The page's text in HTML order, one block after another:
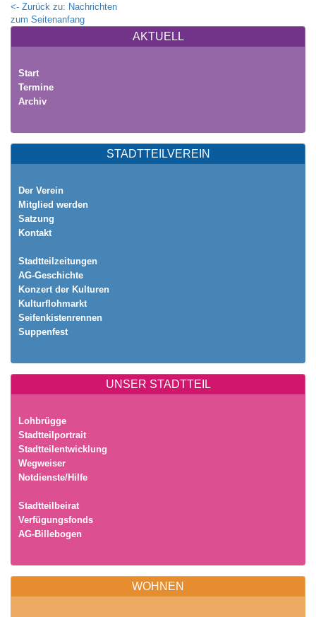
AKTUELL
Start
Termine
Archiv
STADTTEILVEREIN
Der Verein
Mitglied werden
Satzung
Kontakt
Stadtteilzeitungen
AG-Geschichte
Konzert der Kulturen
Kulturflohmarkt
Seifenkistenrennen
Suppenfest
UNSER STADTTEIL
Lohbrügge
Stadtteilportrait
Stadtteilentwicklung
Wegweiser
Notdienste/Hilfe
Stadtteilbeirat
Verfügungsfonds
AG-Billebogen
WOHNEN
<- Zurück zu: Nachrichten
zum Seitenanfang